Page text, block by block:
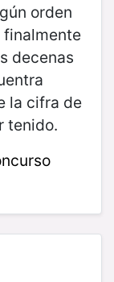
orden
finalmente
decenas
la cifra de
tenido.